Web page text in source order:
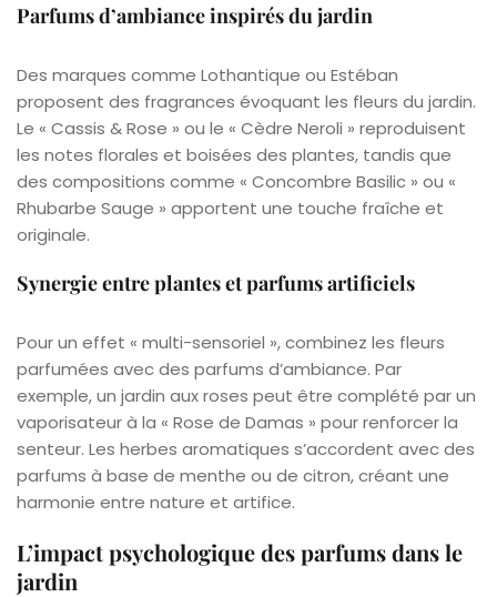
Parfums d’ambiance inspirés du jardin
Des marques comme Lothantique ou Estéban
proposent des fragrances évoquant les fleurs du jardin.
Le « Cassis & Rose » ou le « Cèdre Neroli » reproduisent
les notes florales et boisées des plantes, tandis que
des compositions comme « Concombre Basilic » ou «
Rhubarbe Sauge » apportent une touche fraîche et
originale.
Synergie entre plantes et parfums artificiels
Pour un effet « multi-sensoriel », combinez les fleurs
parfumées avec des parfums d’ambiance. Par
exemple, un jardin aux roses peut être complété par un
vaporisateur à la « Rose de Damas » pour renforcer la
senteur. Les herbes aromatiques s’accordent avec des
parfums à base de menthe ou de citron, créant une
harmonie entre nature et artifice.
L’impact psychologique des parfums dans le
jardin